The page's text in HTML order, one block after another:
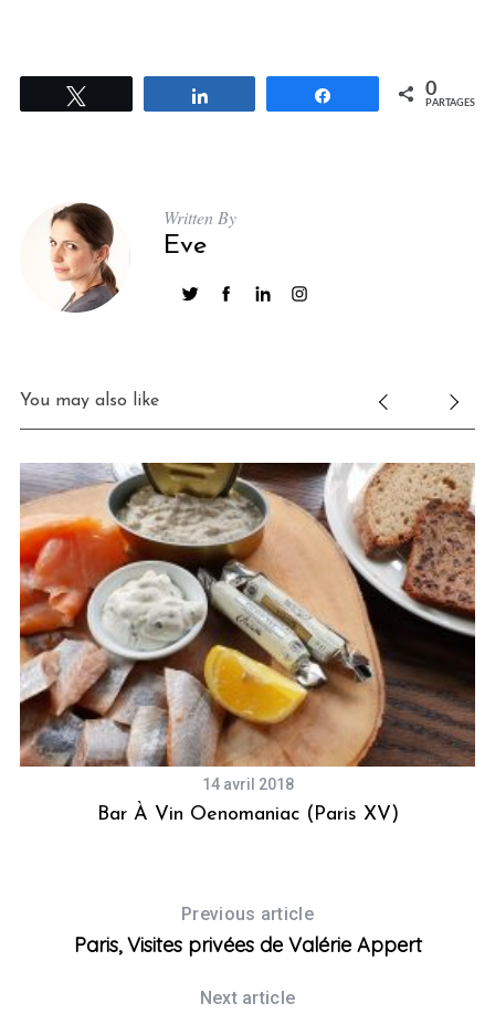
Partagez 0
PARTAGES
Written By
Eve
You may also like
14 avril 2018
Bar À Vin Oenomaniac (Paris XV)
Previous article
Paris, Visites privées de Valérie Appert
Next article